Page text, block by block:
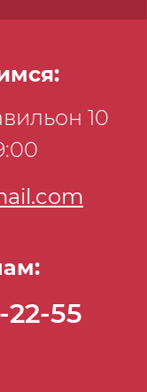
10
22-55